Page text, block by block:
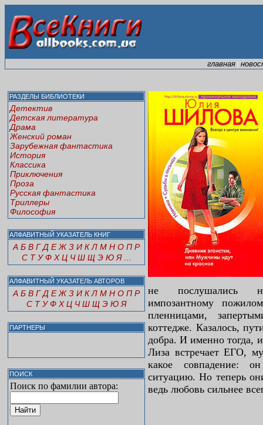
главная |
РАЗДЕЛЫ БИБЛИОТЕКИ
Детектив
Детская литература
Драма
Женский роман
Зарубежная фантастика
История
Классика
Приключения
Проза
Русская фантастика
Триллеры
Философия
АЛФАВИТНЫЙ УКАЗАТЕЛЬ КНИГ
А Б В Г Д Е Ж З И К Л М Н О П Р
С Т У Ф Х Ц Ч Ш Щ Э Ю Я
АЛФАВИТНЫЙ УКАЗАТЕЛЬ АВТОРОВ
А Б В Г Д Е Ж З И К Л М Н О П Р
С Т У Ф Х Ц Ч Ш Щ Э Ю Я
ПАРТНЕРЫ
ПОИСК
Поиск по фамилии автора:
не послушались
импозантному
пленницами,
коттедже. Казалось,
добра. И именно тогда,
Лиза встречает ЕГО,
какое совпадение:
ситуацию. Но теперь
ведь любовь сильнее